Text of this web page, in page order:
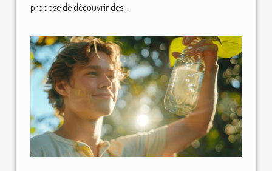
propose de découvrir des...